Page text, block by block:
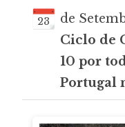
23
de
Ciclo de
10 por
Portugal